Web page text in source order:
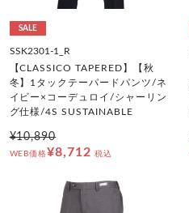
SALE
SSK2301-1_R
【CLASSICO TAPERED】【秋
冬】1タックテーパードパンツ/ネ
イビー×コーデュロイ/シャーリン
グ仕様/4S SUSTAINABLE
¥10,890
WEB価格¥8,712 税込